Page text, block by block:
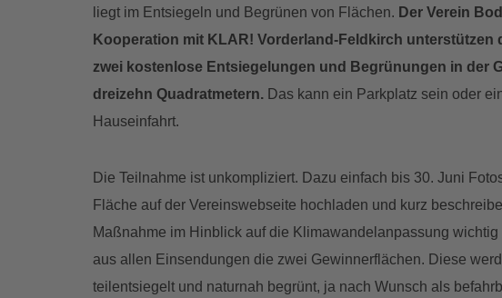
liegt im Entsiegeln und Begrünen von Flächen. Der Verein
Kooperation mit KLAR! Vorderland-Feldkirch unterstützen
zwei kostenlose Entsiegelungen und Begrünungen in der
dreizehn Quadratmetern. Das kann ein Parkplatz sein oder
Hauseinfahrt.
Die Teilnahme ist unkompliziert. Dazu einfach bis 30. Juni
Fläche auf der Vereinswebseite hochladen und kurz
Maßnahme im Hinblick auf die Klimawandelanpassung wichtig
aus allen Einsendungen die zwei Gewinnerflächen. Diese
teilentsiegelt und naturnah begrünt, ja nach Wunsch als